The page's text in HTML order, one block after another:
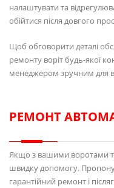
налаштувати та
обійтися після довгого
Щоб обговорити деталі
ремонту воріт будь-якої
менеджером зручним для
РЕМОНТ
Якщо з вашими воротами
швидку допомогу.
гарантійний ремонт і